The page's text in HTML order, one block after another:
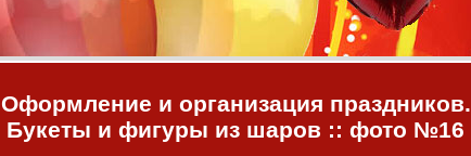
Оформление и организация праздников.
Букеты и фигуры из шаров :: фото №16